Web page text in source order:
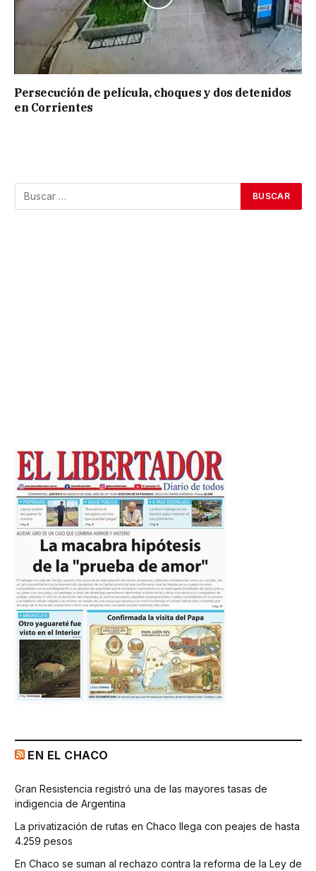
Persecución de película, choques y dos detenidos
en Corrientes
EN EL CHACO
Gran Resistencia registró una de las mayores tasas de
indigencia de Argentina
La privatización de rutas en Chaco llega con peajes de hasta
4.259 pesos
En Chaco se suman al rechazo contra la reforma de la Ley de